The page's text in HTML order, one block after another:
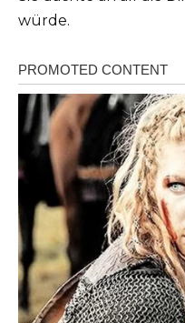
würde.